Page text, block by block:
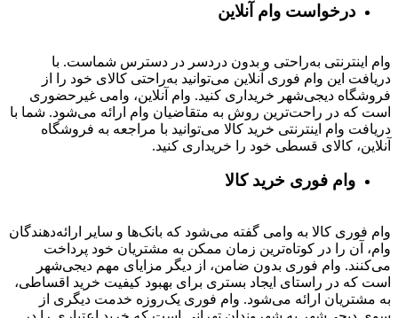
درخواست وام آنلاین
وام اینترنتی به‌راحتی و بدون دردسر در دسترس شماست. با
دریافت این وام فوری آنلاین می‌توانید به‌راحتی کالای خود را از
فروشگاه دیجی‌شهر خریداری کنید. وام آنلاین، وامی غیرحضوری
است که در راحت‌ترین روش به متقاضیان وام ارائه می‌شود. شما با
دریافت وام اینترنتی خرید کالا می‌توانید با مراجعه به فروشگاه
آنلاین، کالای قسطی خود را خریداری کنید.
وام فوری خرید کالا
وام فوری کالا به وامی گفته می‌شود که بانک‌ها و سایر ارائه‌دهندگان
وام، آن را در کوتاه‌ترین زمان ممکن به مشتریان خود پرداخت
می‌کنند. وام فوری بدون ضامن، از دیگر مزایای مهم دیجی‌شهر
است که در راستای ایجاد بستری برای بهبود کیفیت خرید اقساطی،
به مشتریان ارائه می‌شود. وام فوری یک‌روزه خدمت دیگری از